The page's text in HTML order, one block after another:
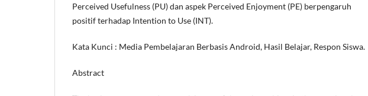
Perceived Usefulness (PU) dan aspek Perceived Enjoyment (PE) berpengaruh
positif terhadap Intention to Use (INT).
Kata Kunci : Media Pembelajaran Berbasis Android, Hasil Belajar, Respon Siswa.
Abstract